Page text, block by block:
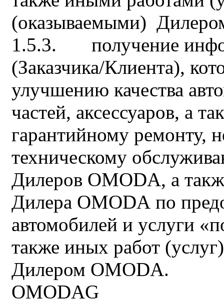
(оказываемыми)
1.5.3. получение
(Заказчика/Клиента),
улучшению качества
частей, аксессуаров, а
гарантийному ремонту,
техническому
Дилеров OMODA, а
Дилера OMODA по
автомобилей и услуги
также иных работ
Дилером OMODA.
OMODAG